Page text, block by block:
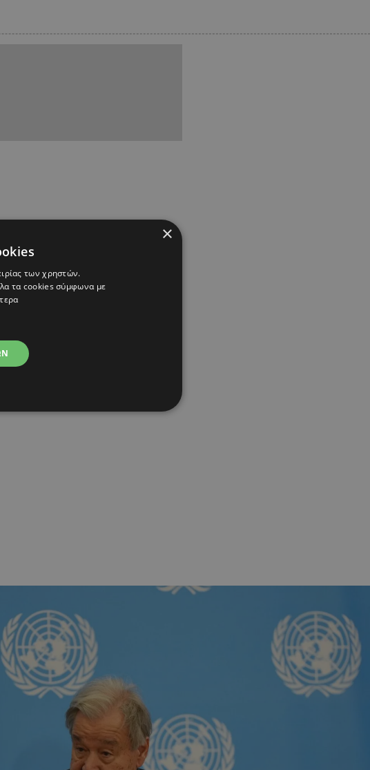
×
των χρηστών.
τα cookies σύμφωνα με